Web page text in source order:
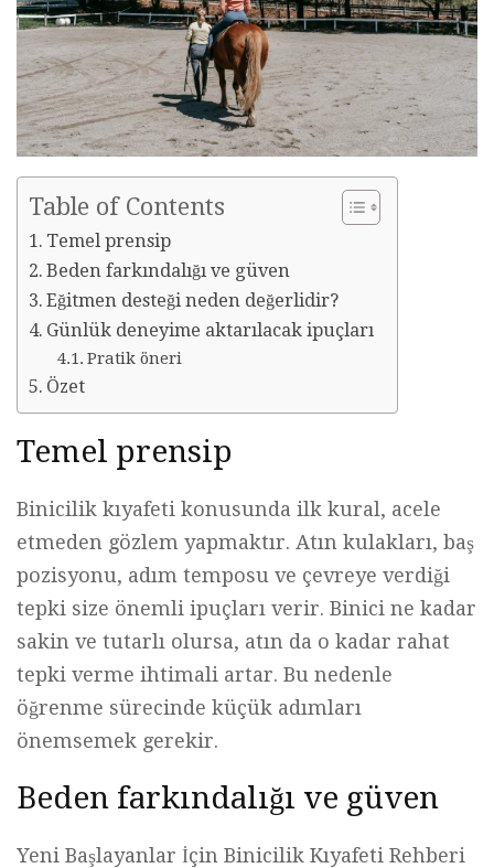
Table of Contents
Temel prensip
Beden farkındalığı ve güven
Eğitmen desteği neden değerlidir?
Günlük deneyime aktarılacak ipuçları
Pratik öneri
Özet
Temel prensip
Binicilik kıyafeti konusunda ilk kural, acele
etmeden gözlem yapmaktır. Atın kulakları, baş
pozisyonu, adım temposu ve çevreye verdiği
tepki size önemli ipuçları verir. Binici ne kadar
sakin ve tutarlı olursa, atın da o kadar rahat
tepki verme ihtimali artar. Bu nedenle
öğrenme sürecinde küçük adımları
önemsemek gerekir.
Beden farkındalığı ve güven
Yeni Başlayanlar İçin Binicilik Kıyafeti Rehberi